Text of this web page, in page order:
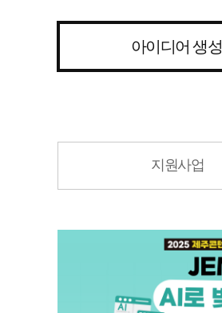
아이디어 생성
지원사업